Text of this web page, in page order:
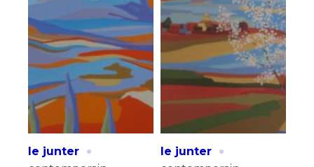
le junter · le junter ·